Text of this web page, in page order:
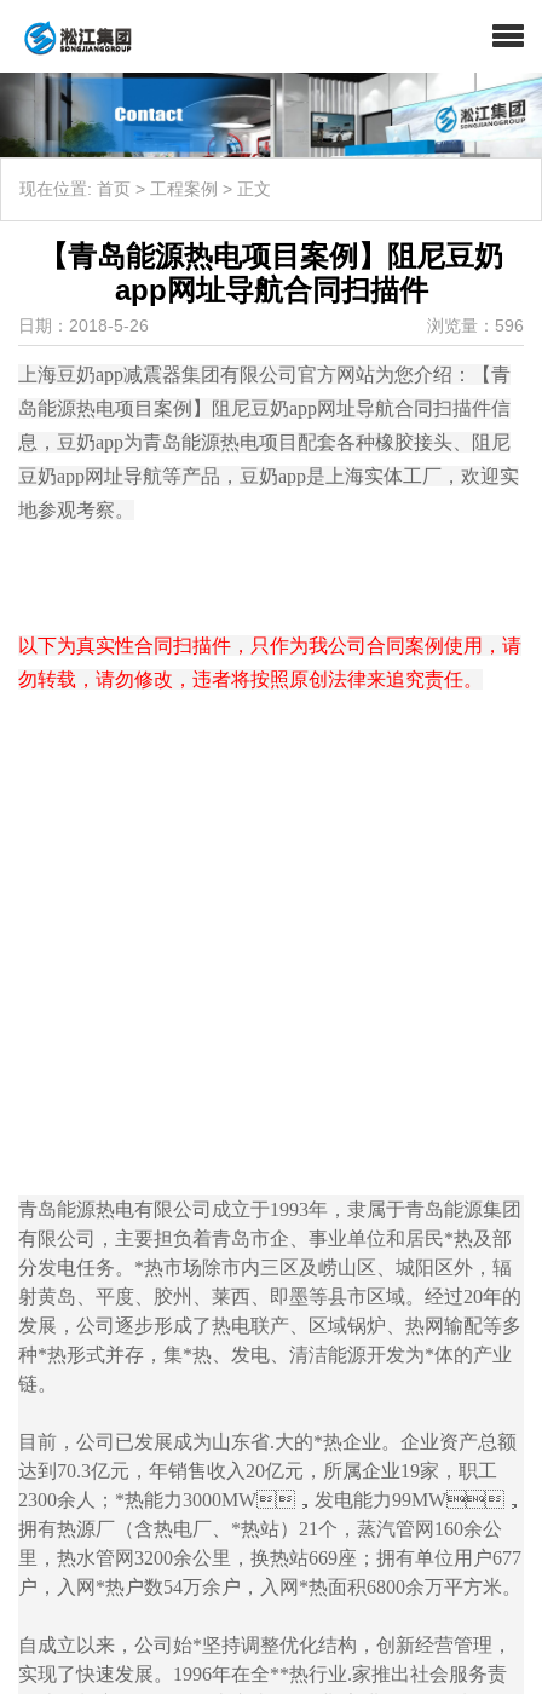
现在位置: 首页 > 工程案例 > 正文
【青岛能源热电项目案例】阻尼豆奶
app网址导航合同扫描件
日期：2018-5-26 浏览量：596
上海豆奶app减震器集团有限公司官方网站为您介绍：【青
岛能源热电项目案例】阻尼豆奶app网址导航合同扫描件信
息，豆奶app为青岛能源热电项目配套各种橡胶接头、阻尼
豆奶app网址导航等产品，豆奶app是上海实体工厂，欢迎实
地参观考察。
以下为真实性合同扫描件，只作为我公司合同案例使用，请
勿转载，请勿修改，违者将按照原创法律来追究责任。
青岛能源热电有限公司成立于1993年，隶属于青岛能源集团
有限公司，主要担负着青岛市企、事业单位和居民*热及部
分发电任务。*热市场除市内三区及崂山区、城阳区外，辐
射黄岛、平度、胶州、莱西、即墨等县市区域。经过20年的
发展，公司逐步形成了热电联产、区域锅炉、热网输配等多
种*热形式并存，集*热、发电、清洁能源开发为*体的产业
链。
目前，公司已发展成为山东省.大的*热企业。企业资产总额
达到70.3亿元，年销售收入20亿元，所属企业19家，职工
2300余人；*热能力3000MW，发电能力99MW，
拥有热源厂（含热电厂、*热站）21个，蒸汽管网160余公
里，热水管网3200余公里，换热站669座；拥有单位用户677
户，入网*热户数54万余户，入网*热面积6800余万平方米。
自成立以来，公司始*坚持调整优化结构，创新经营管理，
实现了快速发展。1996年在全**热行业.家推出社会服务责